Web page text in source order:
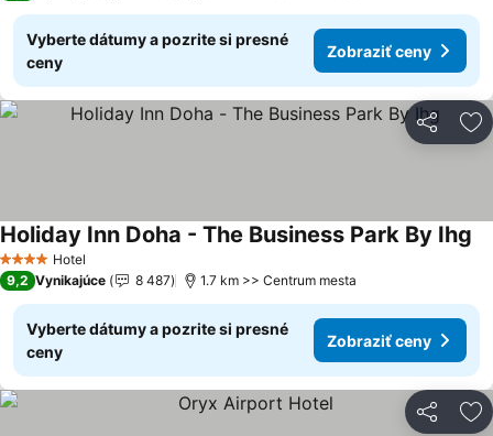
Vyberte dátumy a pozrite si presné
ceny
Zobraziť ceny
Zdieľať
4 Počet hviezdičiek
Hotel
Holiday Inn Doha - The Business Park By Ihg
9,2 Vynikajúce 8 487 1.7 km >> Centrum mesta
Vyberte dátumy a pozrite si presné
ceny
Zobraziť ceny
Zdieľať